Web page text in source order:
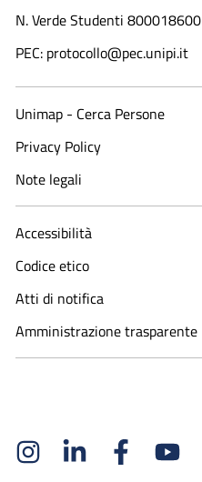
N. Verde Studenti 800018600​
PEC: protocollo@pec.unipi.it
Unimap - Cerca Persone
Privacy Policy
Note legali
Accessibilità
Codice etico
Atti di notifica
Amministrazione trasparente